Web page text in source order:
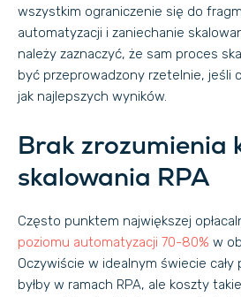
wszystkim ograniczenie się do
automatyzacji i zaniechanie
należy zaznaczyć, że sam proces
być przeprowadzony rzetelnie, jeśli
jak najlepszych wyników.
Brak zrozumienia
skalowania RPA
Często punktem największej
poziomu automatyzacji 70-80% w
Oczywiście w idealnym świecie
byłby w ramach RPA, ale koszty